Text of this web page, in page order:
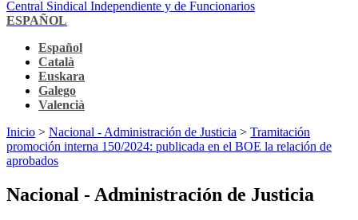
Central Sindical Independiente y de Funcionarios
ESPAÑOL
Español
Català
Euskara
Galego
Valencià
Inicio > Nacional - Administración de Justicia > Tramitación
promoción interna 150/2024: publicada en el BOE la relación de
aprobados
Nacional - Administración de Justicia